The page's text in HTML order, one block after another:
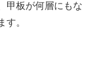
甲板が何層にもな
す。